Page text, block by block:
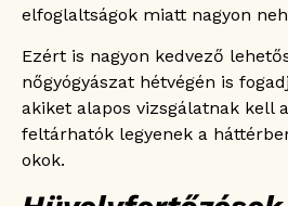
elfoglaltságok miatt nagyon
Ezért is nagyon kedvező
nőgyógyászat hétvégén is
akiket alapos vizsgálatnak kell
feltárhatók legyenek a
okok.